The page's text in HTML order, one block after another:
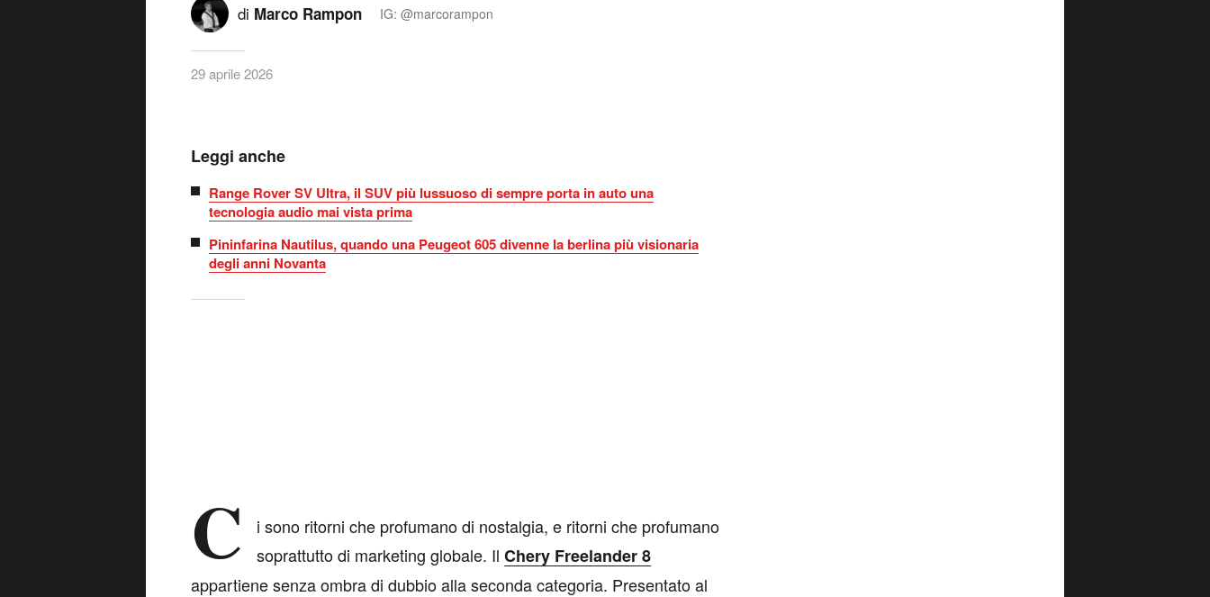
di Marco Rampon IG: @marcorampon
29 aprile 2026
Leggi anche
Range Rover SV Ultra, il SUV più lussuoso di sempre porta in auto una
tecnologia audio mai vista prima
Pininfarina Nautilus, quando una Peugeot 605 divenne la berlina più visionaria
degli anni Novanta
C
i sono ritorni che profumano di nostalgia, e ritorni che profumano
soprattutto di marketing globale. Il Chery Freelander 8
appartiene senza ombra di dubbio alla seconda categoria. Presentato al